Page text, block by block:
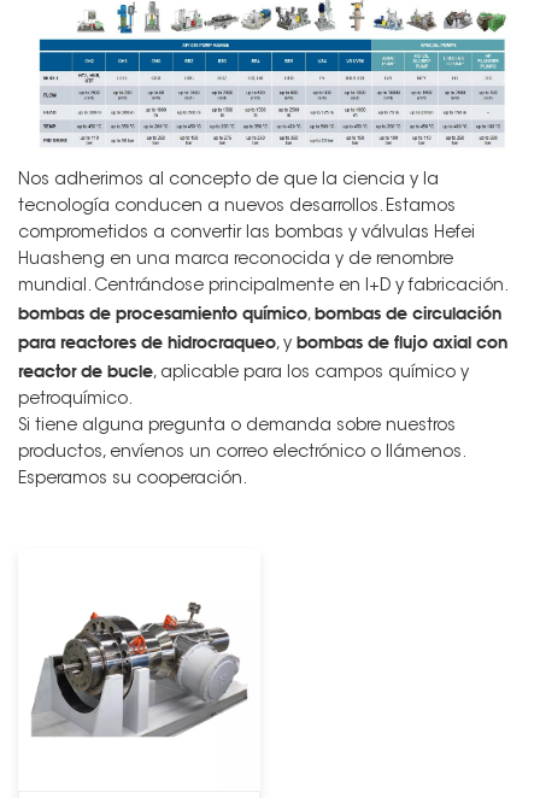
Nos adherimos al concepto de que la ciencia y la
tecnología conducen a nuevos desarrollos. Estamos
comprometidos a convertir las bombas y válvulas Hefei
Huasheng en una marca reconocida y de renombre
mundial. Centrándose principalmente en I+D y fabricación.
bombas de procesamiento químico, bombas de circulación
para reactores de hidrocraqueo, y bombas de flujo axial con
reactor de bucle, aplicable para los campos químico y
petroquímico.
Si tiene alguna pregunta o demanda sobre nuestros
productos, envíenos un correo electrónico o llámenos.
Esperamos su cooperación.